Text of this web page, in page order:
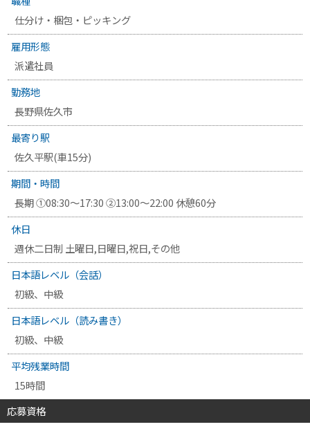
仕分け・梱包・ピッキング
雇用形態
派遣社員
勤務地
長野県佐久市
最寄り駅
佐久平駅(車15分)
期間・時間
長期 ①08:30～17:30 ②13:00～22:00 休憩60分
休日
週休二日制 土曜日,日曜日,祝日,その他
日本語レベル（会話）
初級、中級
日本語レベル（読み書き）
初級、中級
平均残業時間
15時間
応募資格